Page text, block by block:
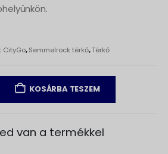
CityGo,Semmelrock térkő,Térkő
KOSÁRBA TESZEM
van a termékkel